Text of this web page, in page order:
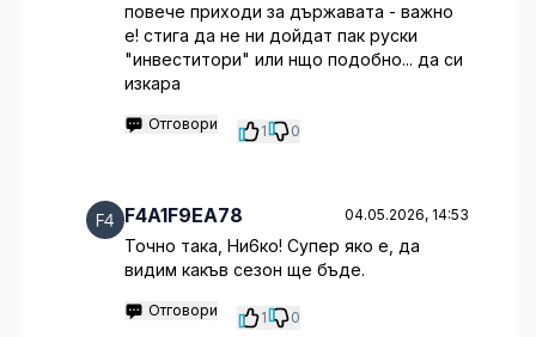
повече приходи за държавата - важно
е! стига да не ни дойдат пак руски
"инвеститори" или нщо подобно... да си
изкара
Отговори 1 0
F4A1F9EA78 04.05.2026, 14:53
Точно така, Ни6ко! Супер яко е, да
видим какъв сезон ще бъде.
Отговори 1 0